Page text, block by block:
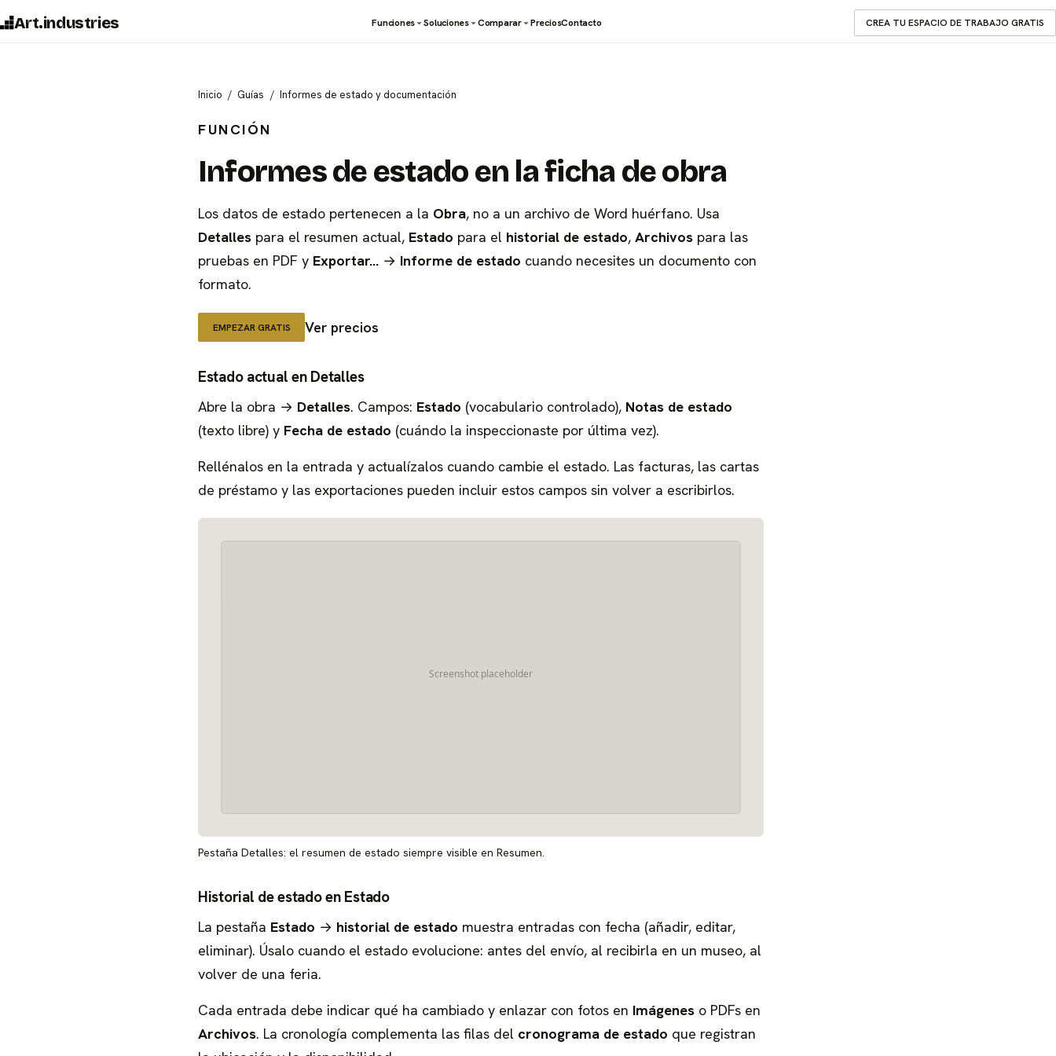
Art.industries Funciones Soluciones Comparar PreciosContacto CREA TU ESPACIO DE TRABAJO GRATIS
Inicio Guías Informes de estado y documentación
FUNCIÓN
Informes de estado en la ficha de obra
Los datos de estado pertenecen a la Obra, no a un archivo de Word huérfano. Usa
Detalles para el resumen actual, Estado para el historial de estado, Archivos para las
pruebas en PDF y Exportar… → Informe de estado cuando necesites un documento con
formato.
EMPEZAR GRATIS Ver precios
Estado actual en Detalles
Abre la obra → Detalles. Campos: Estado (vocabulario controlado), Notas de estado
(texto libre) y Fecha de estado (cuándo la inspeccionaste por última vez).
Rellénalos en la entrada y actualízalos cuando cambie el estado. Las facturas, las cartas
de préstamo y las exportaciones pueden incluir estos campos sin volver a escribirlos.
Pestaña Detalles: el resumen de estado siempre visible en Resumen.
Historial de estado en Estado
La pestaña Estado → historial de estado muestra entradas con fecha (añadir, editar,
eliminar). Úsalo cuando el estado evolucione: antes del envío, al recibirla en un museo, al
volver de una feria.
Cada entrada debe indicar qué ha cambiado y enlazar con fotos en Imágenes o PDFs en
Archivos. La cronología complementa las filas del cronograma de estado que registran